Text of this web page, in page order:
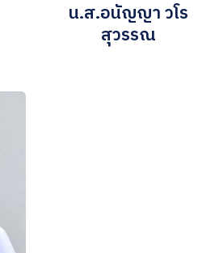
น.ส.อนัญญา วโร
สุวรรณ